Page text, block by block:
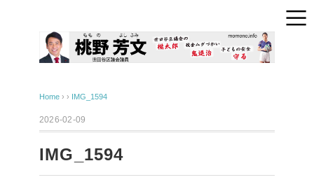
Home › › IMG_1594
2026-02-09
IMG_1594